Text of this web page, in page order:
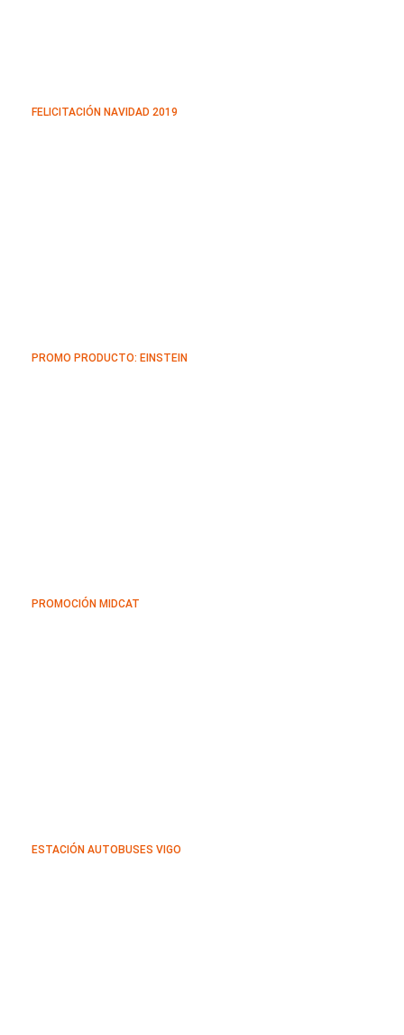
FELICITACIÓN NAVIDAD 2019
PROMO PRODUCTO: EINSTEIN
PROMOCIÓN MIDCAT
ESTACIÓN AUTOBUSES VIGO